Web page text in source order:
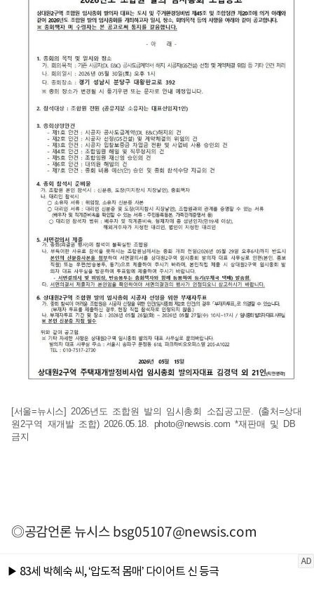
[서울=뉴시스] 2026년도 조합원 발의 임시총회 소집공고문. (출처=상대
원2구역 재개발 조합) 2026.05.18. photo@newsis.com *재판매 및 DB
금지
◎공감언론 뉴시스bsg05107@newsis.com